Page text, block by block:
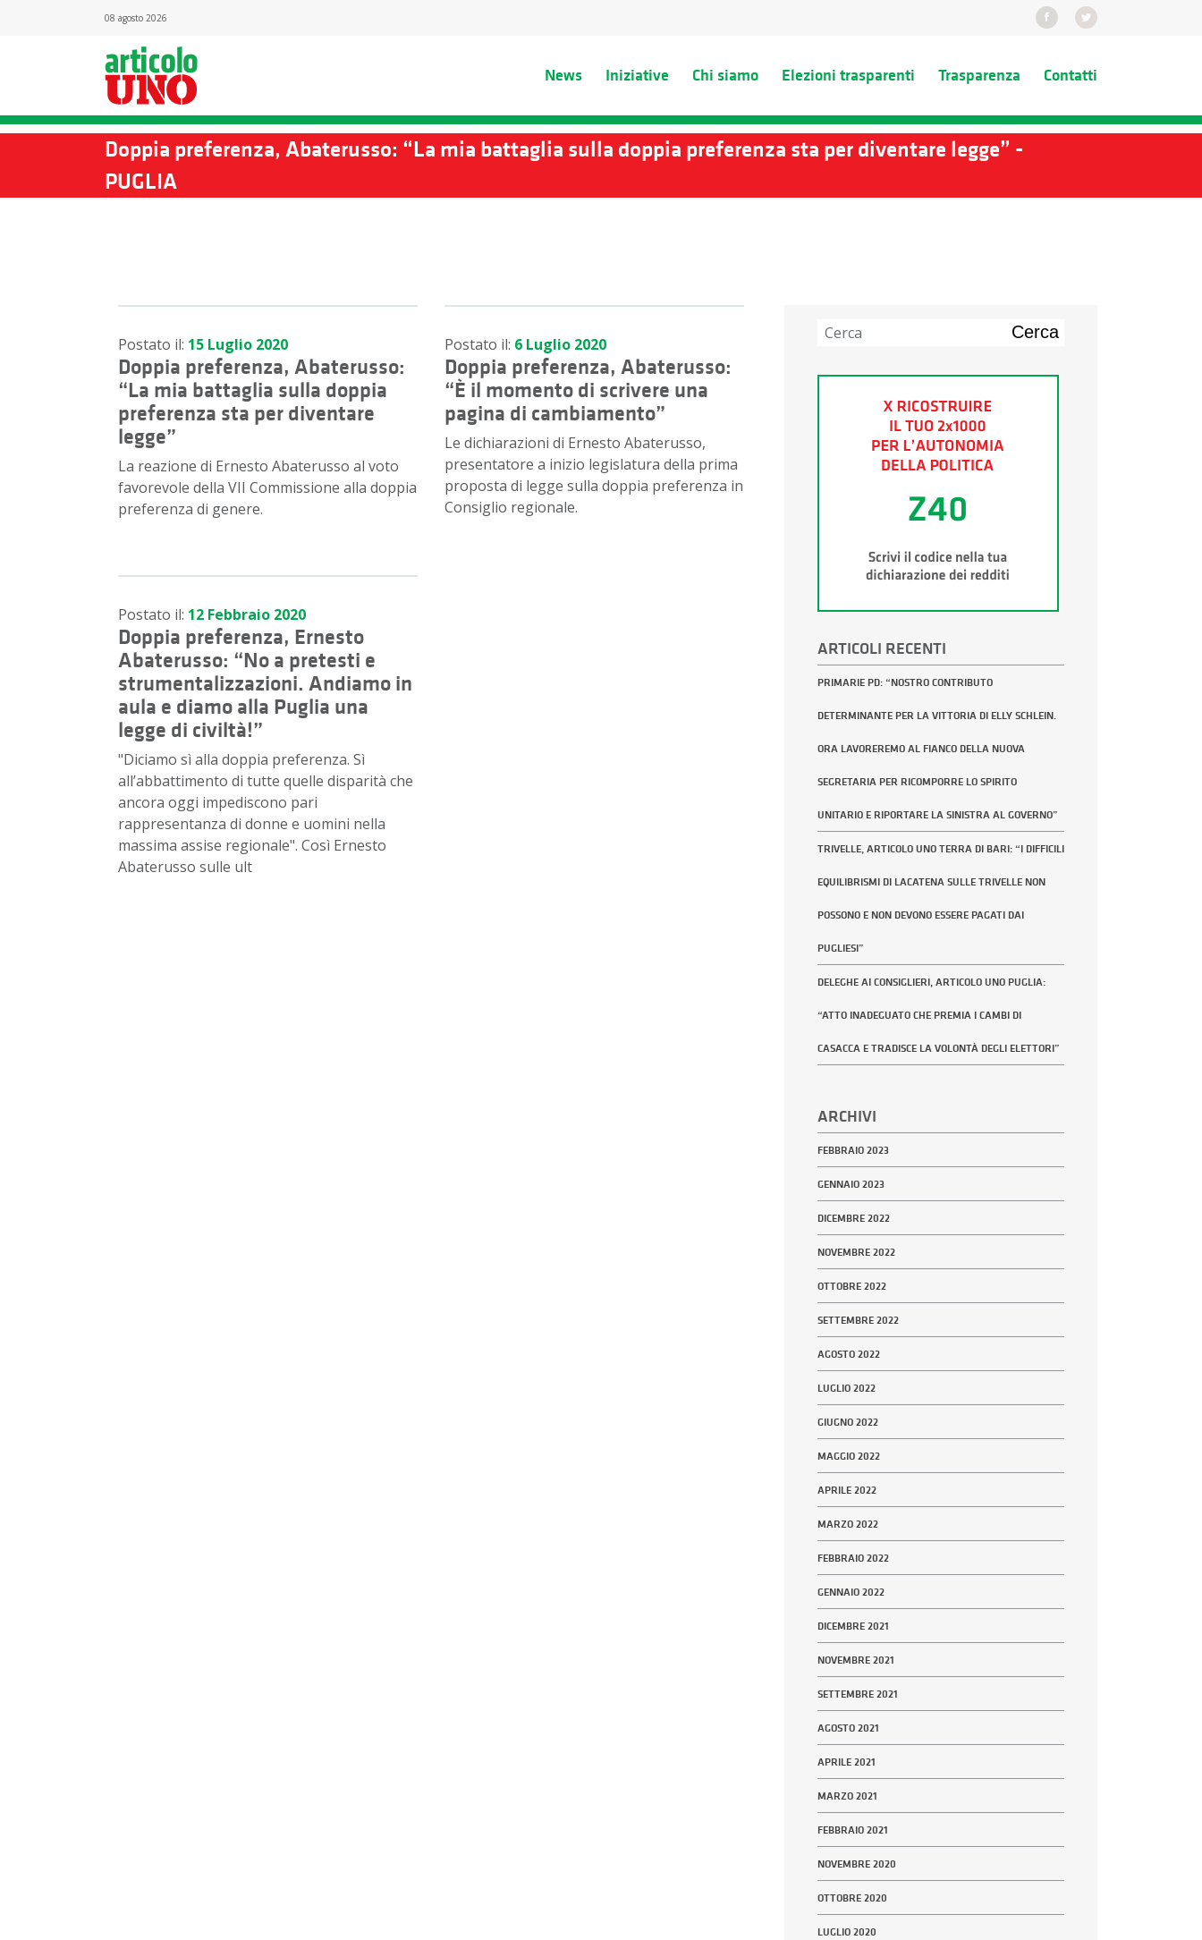
08 agosto 2026
News Iniziative Chi siamo Elezioni trasparenti Trasparenza Contatti
Doppia preferenza, Abaterusso: “La mia battaglia sulla doppia preferenza sta per diventare legge” -
PUGLIA
Postato il: 15 Luglio 2020
Doppia preferenza, Abaterusso:
“La mia battaglia sulla doppia
preferenza sta per diventare
legge”
La reazione di Ernesto Abaterusso al voto
favorevole della VII Commissione alla doppia
preferenza di genere.
Postato il: 6 Luglio 2020
Doppia preferenza, Abaterusso:
“È il momento di scrivere una
pagina di cambiamento”
Le dichiarazioni di Ernesto Abaterusso,
presentatore a inizio legislatura della prima
proposta di legge sulla doppia preferenza in
Consiglio regionale.
Postato il: 12 Febbraio 2020
Doppia preferenza, Ernesto
Abaterusso: “No a pretesti e
strumentalizzazioni. Andiamo in
aula e diamo alla Puglia una
legge di civiltà!”
"Diciamo sì alla doppia preferenza. Sì
all’abbattimento di tutte quelle disparità che
ancora oggi impediscono pari
rappresentanza di donne e uomini nella
massima assise regionale". Così Ernesto
Abaterusso sulle ult
Cerca
ARTICOLI RECENTI
PRIMARIE PD: “NOSTRO CONTRIBUTO
DETERMINANTE PER LA VITTORIA DI ELLY SCHLEIN.
ORA LAVOREREMO AL FIANCO DELLA NUOVA
SEGRETARIA PER RICOMPORRE LO SPIRITO
UNITARIO E RIPORTARE LA SINISTRA AL GOVERNO”
TRIVELLE, ARTICOLO UNO TERRA DI BARI: “I DIFFICILI
EQUILIBRISMI DI LACATENA SULLE TRIVELLE NON
POSSONO E NON DEVONO ESSERE PAGATI DAI
PUGLIESI”
DELEGHE AI CONSIGLIERI, ARTICOLO UNO PUGLIA:
“ATTO INADEGUATO CHE PREMIA I CAMBI DI
CASACCA E TRADISCE LA VOLONTÀ DEGLI ELETTORI”
ARCHIVI
FEBBRAIO 2023
GENNAIO 2023
DICEMBRE 2022
NOVEMBRE 2022
OTTOBRE 2022
SETTEMBRE 2022
AGOSTO 2022
LUGLIO 2022
GIUGNO 2022
MAGGIO 2022
APRILE 2022
MARZO 2022
FEBBRAIO 2022
GENNAIO 2022
DICEMBRE 2021
NOVEMBRE 2021
SETTEMBRE 2021
AGOSTO 2021
APRILE 2021
MARZO 2021
FEBBRAIO 2021
NOVEMBRE 2020
OTTOBRE 2020
LUGLIO 2020